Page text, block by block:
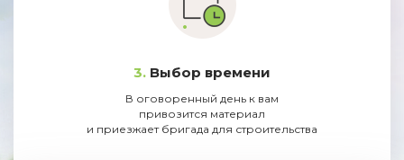
3. Выбор времени
В оговоренный день к вам
привозится материал
и приезжает бригада для строительства